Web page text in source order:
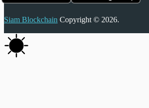
Siam Blockchain Copyright © 2026.